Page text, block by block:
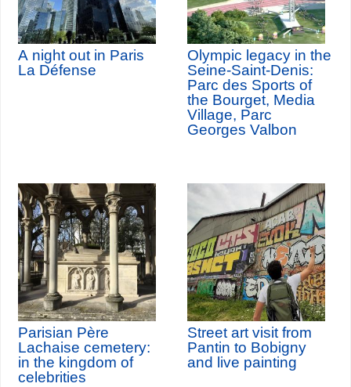
A night out in Paris
La Défense
Olympic legacy in the
Seine-Saint-Denis:
Parc des Sports of
the Bourget, Media
Village, Parc
Georges Valbon
Parisian Père
Lachaise cemetery:
in the kingdom of
celebrities
Street art visit from
Pantin to Bobigny
and live painting